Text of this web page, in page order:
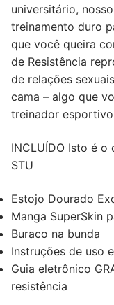
universitário,
treinamento duro
que você queira
de Resistência
de relações
cama – algo que
treinador
INCLUÍDO Isto é
STU
Estojo Dourado
Manga SuperSkin
Buraco na bunda
Instruções de uso
Guia eletrônico
resistência